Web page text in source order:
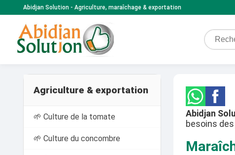
Abidjan Solution - Agriculture, maraîchage & exportation
Agriculture & exportation
🌱 Culture de la tomate
🌱 Culture du concombre
Abidjan
besoins